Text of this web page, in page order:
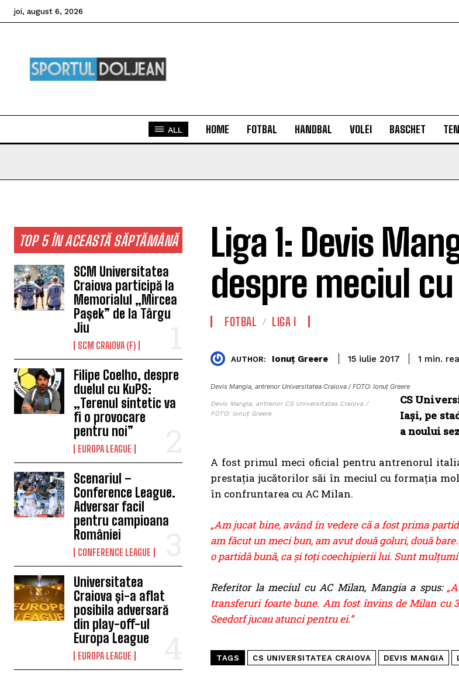
joi, august 6, 2026
ALL HOME FOTBAL HANDBAL VOLEI BASCHET
TOP 5 ÎN ACEASTĂ SĂPTĂMÂNĂ
SCM Universitatea
Craiova participă la
Memorialul „Mircea
Pașek” de la Târgu
Jiu
SCM CRAIOVA (F)
Filipe Coelho, despre
duelul cu KuPS:
„Terenul sintetic va
fi o provocare
pentru noi”
EUROPA LEAGUE
Scenariul –
Conference League.
Adversar facil
pentru campioana
României
CONFERENCE LEAGUE
Universitatea
Craiova și-a aflat
posibila adversară
din play-off-ul
Europa League
EUROPA LEAGUE
Liga 1: Devis
despre meciul
FOTBAL LIGA I
AUTHOR: Ionuț Greere 15 iulie 2017 1 min.
Devis Mangia, antrenor Universitatea Craiova / FOTO: Ionuț Greere
Devis Mangia, antrenor CS Universitatea Craiova /
FOTO: Ionuț Greere
CS
Iaşi, pe
a noului
A fost primul meci oficial pentru antrenorul
prestaţia jucătorilor săi în meciul cu formația
în confruntarea cu AC Milan.
„Am jucat bine, având în vedere că a fost prima
am făcut un meci bun, am avut două goluri, două
o partidă bună, ca şi toţi coechipierii lui. Sunt
Referitor la meciul cu AC Milan, Mangia a spus:„A
transferuri foarte bune. Am fost învins de Milan cu
Seedorf jucau atunci pentruei.”
TAGS CS UNIVERSITATEA CRAIOVA DEVIS MANGIA